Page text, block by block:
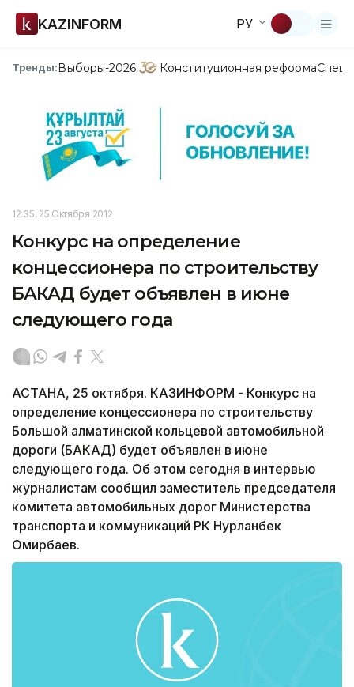
KAZINFORM РУ
Тренды:Выборы-2026 Конституционная реформа
12:35, 25 Октября 2012
Конкурс на определение
концессионера по строительству
БАКАД будет объявлен в июне
следующего года
АСТАНА, 25 октября. КАЗИНФОРМ - Конкурс на
определение концессионера по строительству
Большой алматинской кольцевой автомобильной
дороги (БАКАД) будет объявлен в июне
следующего года. Об этом сегодня в интервью
журналистам сообщил заместитель председателя
комитета автомобильных дорог Министерства
транспорта и коммуникаций РК Нурланбек
Омирбаев.